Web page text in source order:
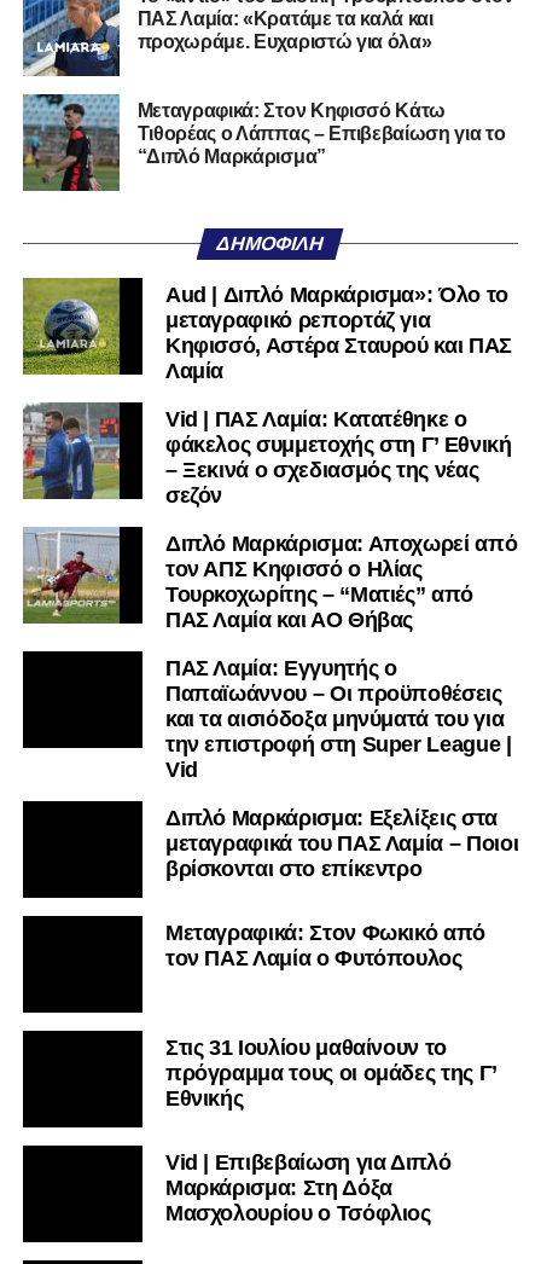
ποδοσφαιρική του διαδρομή από τον Απόλλωνα Σμύρνης.
Τον καλωσορίζουμε στην οικογένεια του Σαρωνικού και
του ευχόμαστε υγεία και επιτυχίες.»
Ακολουθήστε τοlamiara.grστοGoogle Newsγια να
μαθαίνετε πρώτοι τα κυανόλευκα νέα στην Ελλάδα και τον
Twitterκαι στοInstagram
μαθαίνετε σε χρόνο dt όλα τα νέα.
ΠΑΣ Λαμία: «Κρατάμε τα καλά και
προχωράμε. Ευχαριστώ για όλα»
Μεταγραφικά: Στον Κηφισσό Κάτω
Τιθορέας ο Λάππας – Επιβεβαίωση για το
“Διπλό Μαρκάρισμα”
ΔΗΜΟΦΙΛΉ
Aud | Διπλό Μαρκάρισμα»: Όλο το
μεταγραφικό ρεπορτάζ για
Κηφισσό, Αστέρα Σταυρού και ΠΑΣ
Λαμία
Vid | ΠΑΣ Λαμία: Κατατέθηκε ο
φάκελος συμμετοχής στη Γ’ Εθνική
– Ξεκινά ο σχεδιασμός της νέας
σεζόν
Διπλό Μαρκάρισμα: Αποχωρεί από
τον ΑΠΣ Κηφισσό ο Ηλίας
Τουρκοχωρίτης – “Ματιές” από
ΠΑΣ Λαμία και ΑΟ Θήβας
ΠΑΣ Λαμία: Εγγυητής ο
Παπαϊωάννου – Οι προϋποθέσεις
και τα αισιόδοξα μηνύματά του για
την επιστροφή στη Super League |
Vid
Διπλό Μαρκάρισμα: Εξελίξεις στα
μεταγραφικά του ΠΑΣ Λαμία – Ποιοι
βρίσκονται στο επίκεντρο
Μεταγραφικά: Στον Φωκικό από
τον ΠΑΣ Λαμία ο Φυτόπουλος
Στις 31 Ιουλίου μαθαίνουν το
πρόγραμμα τους οι ομάδες της Γ’
Εθνικής
Vid | Επιβεβαίωση για Διπλό
Μαρκάρισμα: Στη Δόξα
Μασχολουρίου ο Τσόφλιος